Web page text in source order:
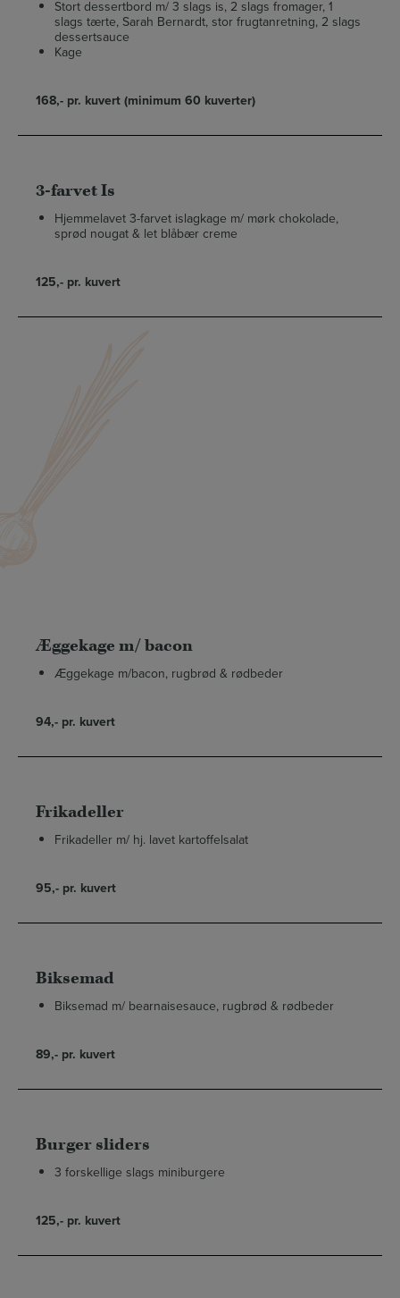
Stort dessertbord m/ 3 slags is, 2 slags fromager, 1
slags tærte, Sarah Bernardt, stor frugtanretning, 2 slags
dessertsauce
Kage
168,- pr. kuvert (minimum 60 kuverter)
3-farvet Is
Hjemmelavet 3-farvet islagkage m/ mørk chokolade,
sprød nougat & let blåbær creme
125,- pr. kuvert
Æggekage m/ bacon
Æggekage m/bacon, rugbrød & rødbeder
94,- pr. kuvert
Frikadeller
Frikadeller m/ hj. lavet kartoffelsalat
95,- pr. kuvert
Biksemad
Biksemad m/ bearnaisesauce, rugbrød & rødbeder
89,- pr. kuvert
Burger sliders
3 forskellige slags miniburgere
125,- pr. kuvert